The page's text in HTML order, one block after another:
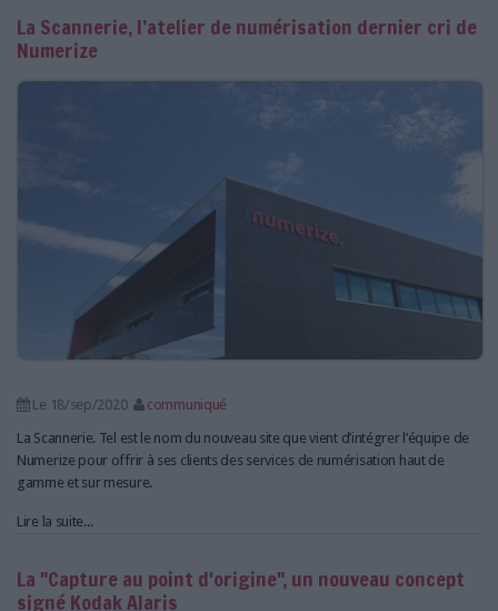
La Scannerie, l’atelier de numérisation dernier cri de
Numerize
Le 18/sep/2020
communiqué
La Scannerie. Tel est le nom du nouveau site que vient d’intégrer l’équipe de
Numerize pour offrir à ses clients des services de numérisation haut de
gamme et sur mesure.
Lire la suite...
La "Capture au point d'origine", un nouveau concept
signé Kodak Alaris